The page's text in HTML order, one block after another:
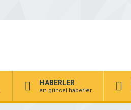
HABERLER
en güncel haberler